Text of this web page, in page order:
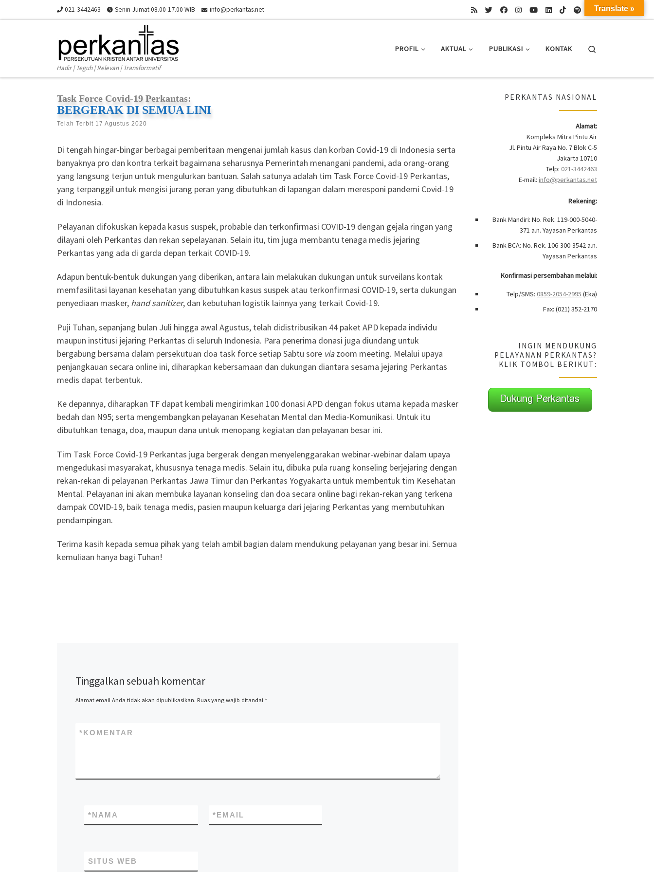
Skip to content 021-3442463 Senin-Jumat 08.00-17.00 WIB info@perkantas.net
Hadir | Teguh | Relevan | Transformatif
PROFIL AKTUAL PUBLIKASI KONTAK
Task Force Covid-19 Perkantas:
BERGERAK DI SEMUA LINI
Telah Terbit 17 Agustus 2020
Di tengah hingar-bingar berbagai pemberitaan mengenai jumlah kasus dan korban Covid-19 di Indonesia serta
banyaknya pro dan kontra terkait bagaimana seharusnya Pemerintah menangani pandemi, ada orang-orang
yang langsung terjun untuk mengulurkan bantuan. Salah satunya adalah tim Task Force Covid-19 Perkantas,
yang terpanggil untuk mengisi jurang peran yang dibutuhkan di lapangan dalam meresponi pandemi Covid-19
di Indonesia.
Pelayanan difokuskan kepada kasus suspek, probable dan terkonfirmasi COVID-19 dengan gejala ringan yang
dilayani oleh Perkantas dan rekan sepelayanan. Selain itu, tim juga membantu tenaga medis jejaring
Perkantas yang ada di garda depan terkait COVID-19.
Adapun bentuk-bentuk dukungan yang diberikan, antara lain melakukan dukungan untuk surveilans kontak
memfasilitasi layanan kesehatan yang dibutuhkan kasus suspek atau terkonfirmasi COVID-19, serta dukungan
penyediaan masker, hand sanitizer, dan kebutuhan logistik lainnya yang terkait Covid-19.
Puji Tuhan, sepanjang bulan Juli hingga awal Agustus, telah didistribusikan 44 paket APD kepada individu
maupun institusi jejaring Perkantas di seluruh Indonesia. Para penerima donasi juga diundang untuk
bergabung bersama dalam persekutuan doa task force setiap Sabtu sore viazoom meeting. Melalui upaya
penjangkauan secara online ini, diharapkan kebersamaan dan dukungan diantara sesama jejaring Perkantas
medis dapat terbentuk.
Ke depannya, diharapkan TF dapat kembali mengirimkan 100 donasi APD dengan fokus utama kepada masker
bedah dan N95; serta mengembangkan pelayanan Kesehatan Mental dan Media-Komunikasi. Untuk itu
dibutuhkan tenaga, doa, maupun dana untuk menopang kegiatan dan pelayanan besar ini.
Tim Task Force Covid-19 Perkantas juga bergerak dengan menyelenggarakan webinar-webinar dalam upaya
mengedukasi masyarakat, khususnya tenaga medis. Selain itu, dibuka pula ruang konseling berjejaring dengan
rekan-rekan di pelayanan Perkantas Jawa Timur dan Perkantas Yogyakarta untuk membentuk tim Kesehatan
Mental. Pelayanan ini akan membuka layanan konseling dan doa secara online bagi rekan-rekan yang terkena
dampak COVID-19, baik tenaga medis, pasien maupun keluarga dari jejaring Perkantas yang membutuhkan
pendampingan.
Terima kasih kepada semua pihak yang telah ambil bagian dalam mendukung pelayanan yang besar ini. Semua
kemuliaan hanya bagi Tuhan!
Tinggalkan sebuah komentar
Alamat email Anda tidak akan dipublikasikan. Ruas yang wajib ditandai *
KOMENTAR
*
NAMA
* EMAIL
*
SITUS WEB
PERKANTAS NASIONAL
Alamat:
Kompleks Mitra Pintu Air
Jl. Pintu Air Raya No. 7 Blok C-5
Jakarta 10710
Telp: 021-3442463
E-mail: info@perkantas.net
Rekening:
Bank Mandiri: No. Rek. 119-000-5040-
371 a.n. Yayasan Perkantas
Bank BCA: No. Rek. 106-300-3542 a.n.
Yayasan Perkantas
Konfirmasi persembahan melalui:
Telp/SMS: 0859-2054-2995 (Eka)
Fax: (021) 352-2170
INGIN MENDUKUNG
PELAYANAN PERKANTAS?
KLIK TOMBOL BERIKUT:
Translate »